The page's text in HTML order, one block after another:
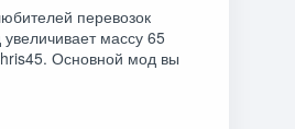
перевозок
массу 65
Основной мод вы